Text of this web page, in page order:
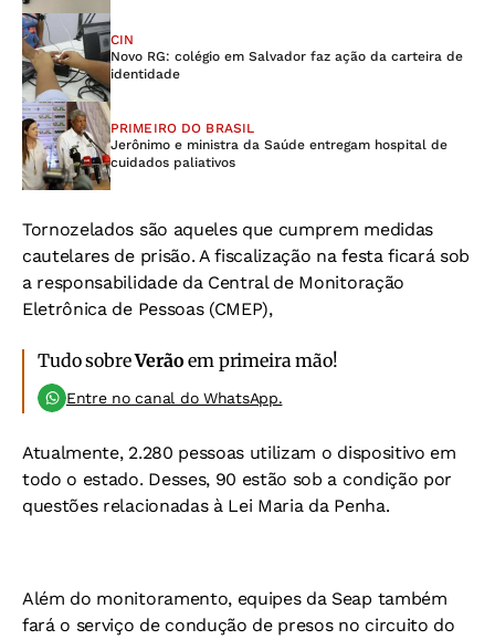
CIN
Novo RG: colégio em Salvador faz ação da carteira de
identidade
PRIMEIRO DO BRASIL
Jerônimo e ministra da Saúde entregam hospital de
cuidados paliativos
Tornozelados são aqueles que cumprem medidas
cautelares de prisão. A fiscalização na festa ficará sob
a responsabilidade da Central de Monitoração
Eletrônica de Pessoas (CMEP),
Tudo sobreVerão em primeira mão!
Entre no canal do WhatsApp.
Atualmente, 2.280 pessoas utilizam o dispositivo em
todo o estado. Desses, 90 estão sob a condição por
questões relacionadas à Lei Maria da Penha.
Além do monitoramento, equipes da Seap também
fará o serviço de condução de presos no circuito do